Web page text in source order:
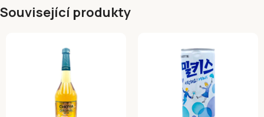
Související produkty